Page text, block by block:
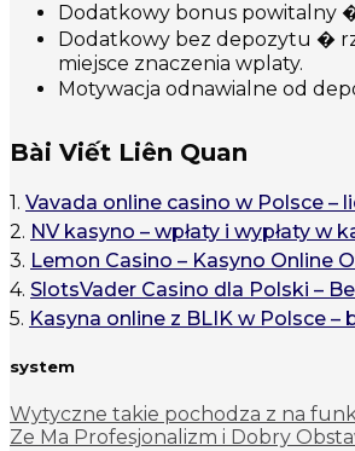
Dodatkowy bonus powitalny
Dodatkowy bez depozytu �
miejsce znaczenia wplaty.
Motywacja odnawialne od
Bài Viết Liên Quan
1. Vavada online casino w Polsce –
2. NV kasyno – wpłaty i wypłaty w
3. Lemon Casino – Kasyno Online
4. SlotsVader Casino dla Polski –
5. Kasyna online z BLIK w Polsce
system
Wytyczne takie pochodza z na
Ze Ma Profesjonalizm i Dobry